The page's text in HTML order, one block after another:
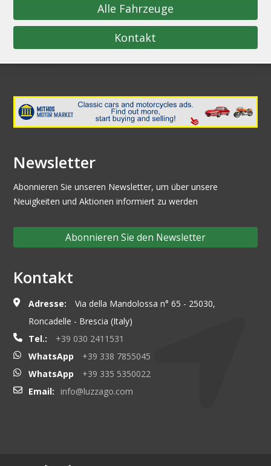
Alle Fahrzeuge
Kontakt
Newsletter
Abonnieren Sie unseren Newsletter, um über unsere
Neuigkeiten und Aktionen informiert zu werden
Abonnieren Sie den Newsletter
Kontakt
Adresse:
Via della Mandolossa n° 65 - 25030,
Roncadelle - Brescia (Italy)
Tel.:
+39 030 2411531
WhatsApp
+39 338 7855045
WhatsApp
+39 335 5350022
Email:
info@luzzago.com